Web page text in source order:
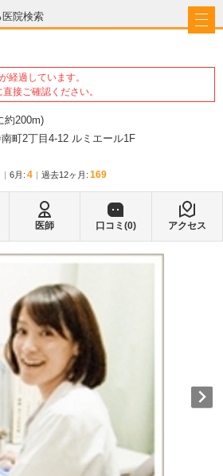
医院検索
経過しています。
接ご確認ください。
約200m)
町2丁目4-12 ルミエール1F
6月 : 4 過去12ヶ月: 169
医師 口コミ(0) アクセス